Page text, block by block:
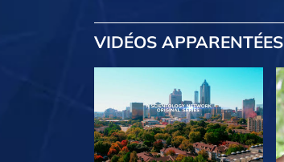
VIDÉOS APPARENTÉES